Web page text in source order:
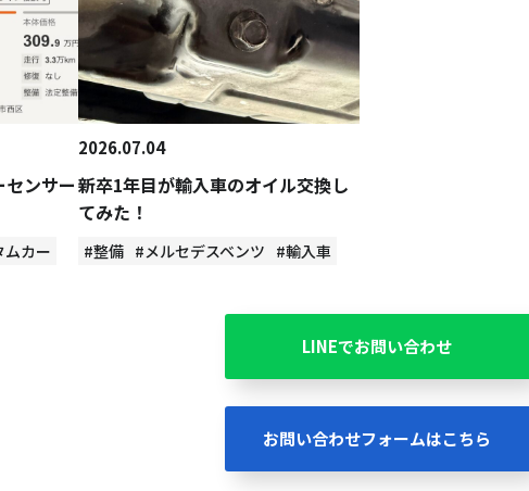
LINEでお問い合わせ
お問い合わせフォームはこちら
ンサー
ムカー
2026.07.04
新卒1年目が輸入車のオイル交換し
てみた！
#整備 #メルセデスベンツ #輸入車